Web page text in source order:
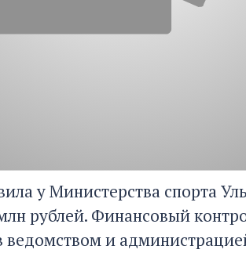
у Министерства спорта
рублей. Финансовый
и